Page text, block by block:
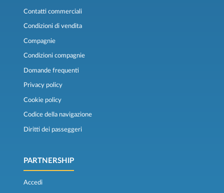
Contatti commerciali
Condizioni di vendita
Compagnie
Condizioni compagnie
Domande frequenti
Privacy policy
Cookie policy
Codice della navigazione
Diritti dei passeggeri
PARTNERSHIP
Accedi